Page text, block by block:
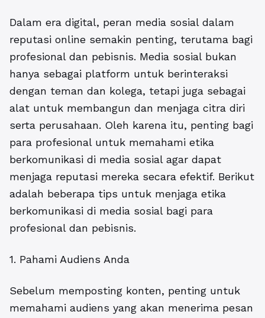
Dalam era digital, peran media sosial dalam
reputasi online semakin penting, terutama bagi
profesional dan pebisnis. Media sosial bukan
hanya sebagai platform untuk berinteraksi
dengan teman dan kolega, tetapi juga sebagai
alat untuk membangun dan menjaga citra diri
serta perusahaan. Oleh karena itu, penting bagi
para profesional untuk memahami etika
berkomunikasi di media sosial agar dapat
menjaga reputasi mereka secara efektif. Berikut
adalah beberapa tips untuk menjaga etika
berkomunikasi di media sosial bagi para
profesional dan pebisnis.
1. Pahami Audiens Anda
Sebelum memposting konten, penting untuk
memahami audiens yang akan menerima pesan